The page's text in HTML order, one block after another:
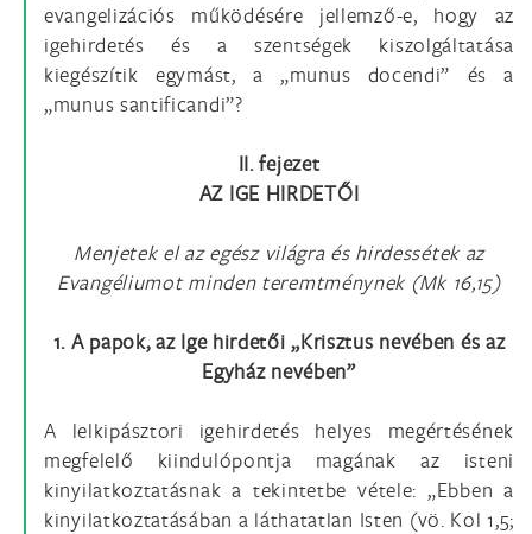
evangelizációs működésére jellemző-e, hogy az
igehirdetés és a szentségek kiszolgáltatása
kiegészítik egymást, a „munus docendi” és a
„munus santificandi”?
II. fejezet
AZ IGE HIRDETŐI
Menjetek el az egész világra és hirdessétek az
Evangéliumot minden teremtménynek (Mk 16,15)
1. A papok, az Ige hirdetői „Krisztus nevében és az
Egyház nevében”
A lelkipásztori igehirdetés helyes megértésének
megfelelő kiindulópontja magának az isteni
kinyilatkoztatásnak a tekintetbe vétele: „Ebben a
kinyilatkoztatásában a láthatatlan Isten (vö. Kol 1,5;